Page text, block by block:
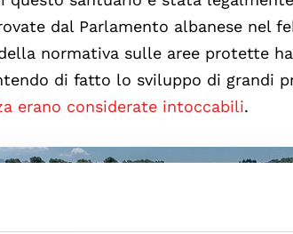
dal Parlamento albanese nel
normativa sulle aree protette
di fatto lo sviluppo di grandi
erano considerate intoccabili.